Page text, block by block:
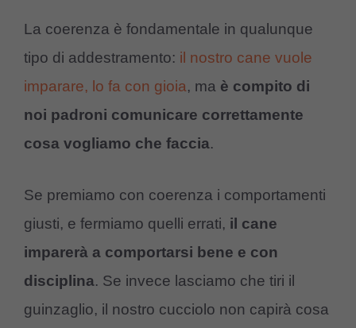
La coerenza è fondamentale in qualunque
tipo di addestramento: il nostro cane vuole
imparare, lo fa con gioia, ma è compito di
noi padroni comunicare correttamente
cosa vogliamo che faccia.
Se premiamo con coerenza i comportamenti
giusti, e fermiamo quelli errati, il cane
imparerà a comportarsi bene e con
disciplina. Se invece lasciamo che tiri il
guinzaglio, il nostro cucciolo non capirà cosa